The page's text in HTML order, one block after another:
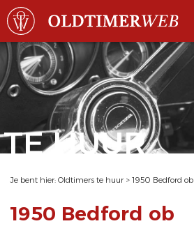
TE HUUR
Je bent hier: Oldtimers te huur > 1950 Bedford ob
1950 Bedford ob